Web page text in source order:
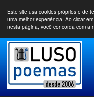
Este site usa cookies próprios e de
uma melhor experiência. Ao clicar
nesta página, você concorda com a